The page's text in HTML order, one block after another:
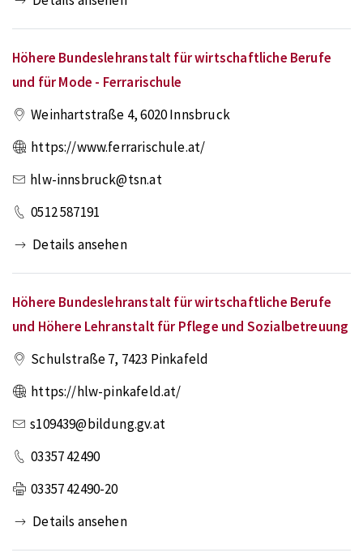
Höhere Bundeslehranstalt für wirtschaftliche Berufe
und für Mode - Ferrarischule
Weinhartstraße 4,6020Innsbruck
https://www.ferrarischule.at/
hlw-innsbruck@tsn.at
0512 587191
Details ansehen
Höhere Bundeslehranstalt für wirtschaftliche Berufe
und Höhere Lehranstalt für Pflege und Sozialbetreuung
Schulstraße 7, 7423 Pinkafeld
https://hlw-pinkafeld.at/
s109439@bildung.gv.at
03357 42490
03357 42490-20
Details ansehen